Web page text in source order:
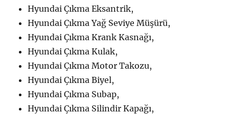
Hyundai Çıkma Eksantrik,
Hyundai Çıkma Yağ Seviye Müşürü,
Hyundai Çıkma Krank Kasnağı,
Hyundai Çıkma Kulak,
Hyundai Çıkma Motor Takozu,
Hyundai Çıkma Biyel,
Hyundai Çıkma Subap,
Hyundai Çıkma Silindir Kapağı,